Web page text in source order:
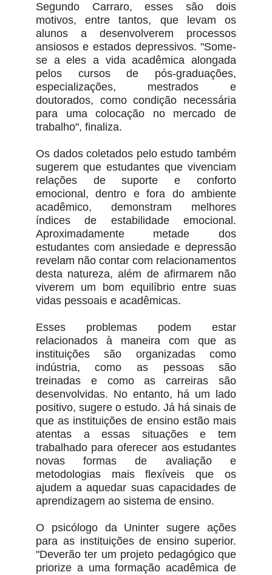
Segundo Carraro, esses são dois
motivos, entre tantos, que levam os
alunos a desenvolverem processos
ansiosos e estados depressivos. "Some-
se a eles a vida acadêmica alongada
pelos cursos de pós-graduações,
especializações, mestrados e
doutorados, como condição necessária
para uma colocação no mercado de
trabalho", finaliza.
Os dados coletados pelo estudo também
sugerem que estudantes que vivenciam
relações de suporte e conforto
emocional, dentro e fora do ambiente
acadêmico, demonstram melhores
índices de estabilidade emocional.
Aproximadamente metade dos
estudantes com ansiedade e depressão
revelam não contar com relacionamentos
desta natureza, além de afirmarem não
viverem um bom equilíbrio entre suas
vidas pessoais e acadêmicas.
Esses problemas podem estar
relacionados à maneira com que as
instituições são organizadas como
indústria, como as pessoas são
treinadas e como as carreiras são
desenvolvidas. No entanto, há um lado
positivo, sugere o estudo. Já há sinais de
que as instituições de ensino estão mais
atentas a essas situações e tem
trabalhado para oferecer aos estudantes
novas formas de avaliação e
metodologias mais flexíveis que os
ajudem a aquedar suas capacidades de
aprendizagem ao sistema de ensino.
O psicólogo da Uninter sugere ações
para as instituições de ensino superior.
"Deverão ter um projeto pedagógico que
priorize a uma formação acadêmica de